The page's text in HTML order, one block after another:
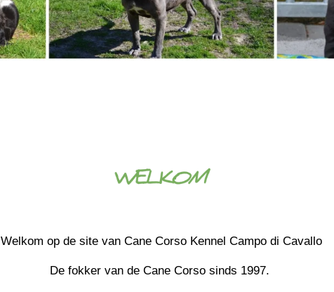
Welkom op de site van Cane Corso Kennel Campo di Cavallo
De fokker van de Cane Corso sinds 1997.